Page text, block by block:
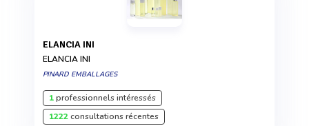
ELANCIA INI
ELANCIA INI
PINARD EMBALLAGES
1professionnels intéressés
1222consultations récentes